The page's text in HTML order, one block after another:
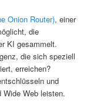
Onion Router), einer
die
KI gesammelt.
die sich speziell
erreichen?
und
Web leisten.